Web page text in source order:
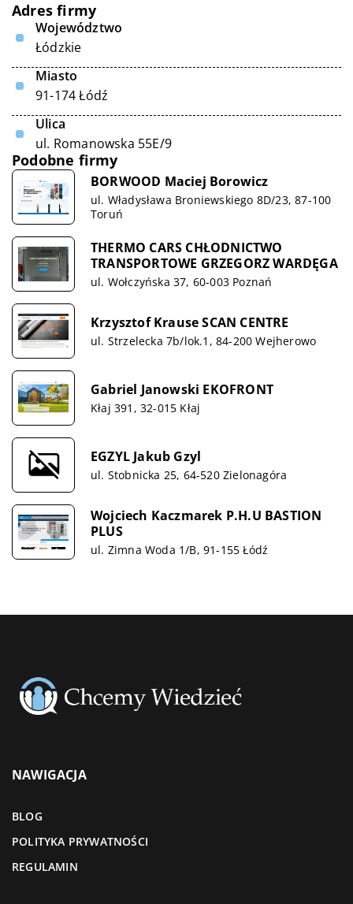
Adres firmy
Województwo
Łódzkie
Miasto
91-174 Łódź
Ulica
ul. Romanowska 55E/9
Podobne firmy
BORWOOD Maciej Borowicz
ul. Władysława Broniewskiego 8D/23, 87-100
Toruń
THERMO CARS CHŁODNICTWO
TRANSPORTOWE GRZEGORZ WARDĘGA
ul. Wołczyńska 37, 60-003 Poznań
Krzysztof Krause SCAN CENTRE
ul. Strzelecka 7b/lok.1, 84-200 Wejherowo
Gabriel Janowski EKOFRONT
Kłaj 391, 32-015 Kłaj
EGZYL Jakub Gzyl
ul. Stobnicka 25, 64-520 Zielonagóra
Wojciech Kaczmarek P.H.U BASTION
PLUS
ul. Zimna Woda 1/B, 91-155 Łódź
NAWIGACJA
BLOG
POLITYKA PRYWATNOŚCI
REGULAMIN